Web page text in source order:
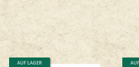
AUF LAGER